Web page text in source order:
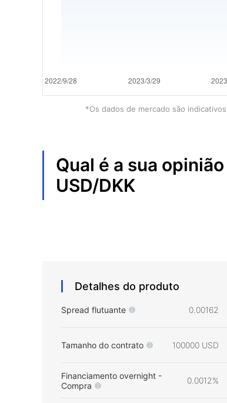
*Os dados de mercado são
Qual é a sua
USD/DKK
Detalhes do produto
Spread flutuante 0.00162
Tamanho do contrato 100000 USD
Financiamento overnight -
Compra
0.0012%